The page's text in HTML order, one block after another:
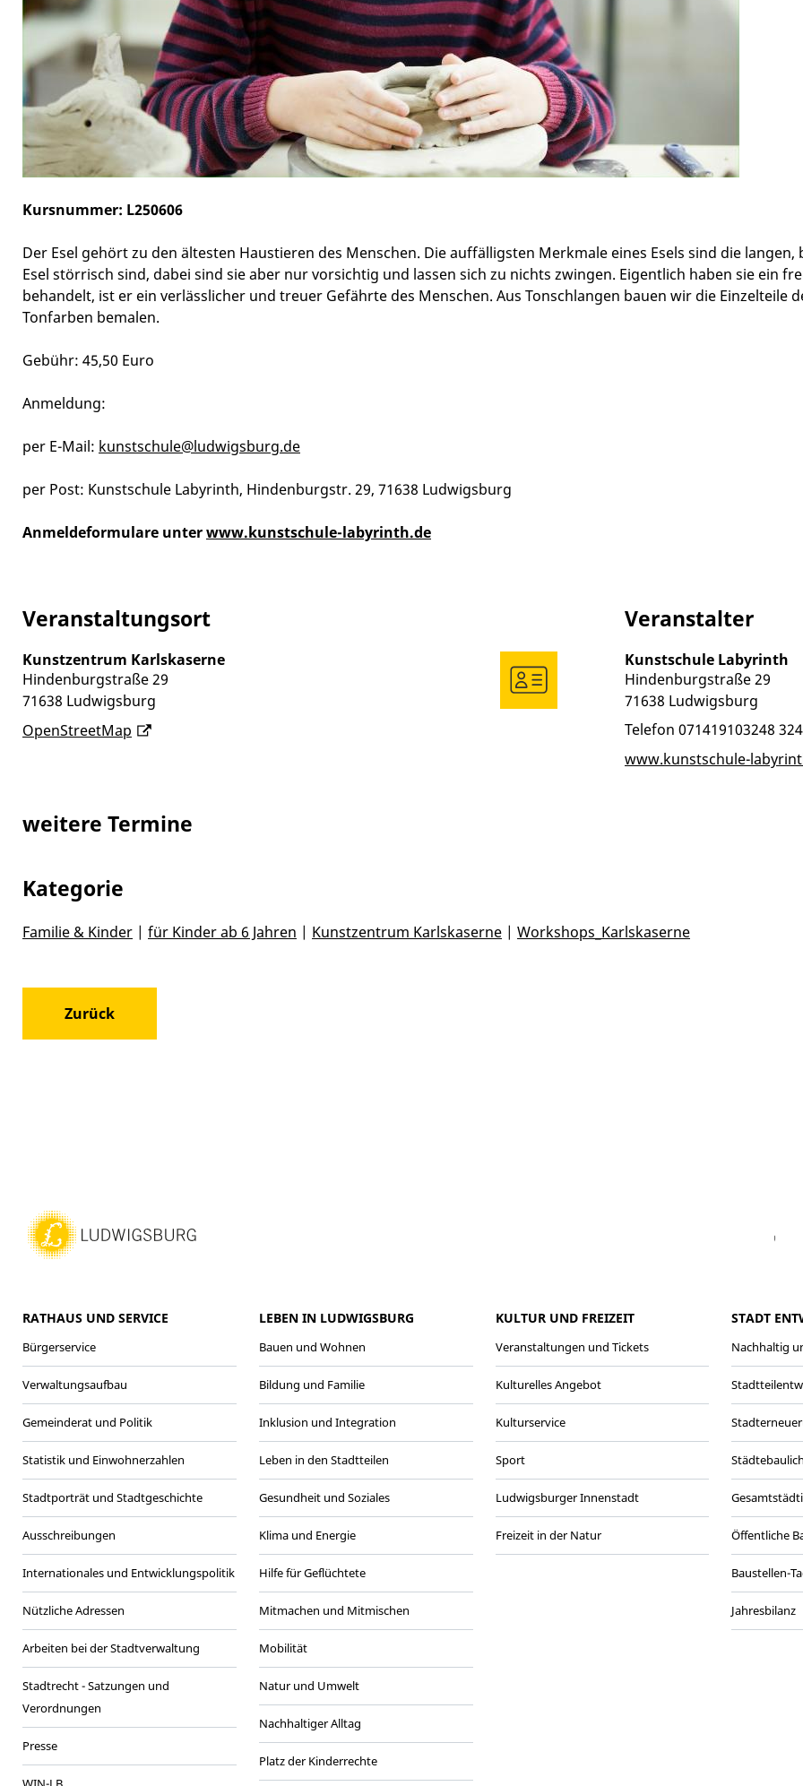
Kursnummer: L250606
Der Esel gehört zu den ältesten Haustieren des Menschen. Die auffälligsten Merkmale eines Esels sind die
Esel störrisch sind, dabei sind sie aber nur vorsichtig und lassen sich zu nichts zwingen. Eigentlich haben sie ein
behandelt, ist er ein verlässlicher und treuer Gefährte des Menschen. Aus Tonschlangen bauen wir die Einzelteile
Tonfarben bemalen.
Gebühr: 45,50 Euro
Anmeldung:
per E-Mail: kunstschule@ludwigsburg.de
per Post: Kunstschule Labyrinth, Hindenburgstr. 29, 71638 Ludwigsburg
Anmeldeformulare unterwww.kunstschule-labyrinth.de
Veranstaltungsort
Kunstzentrum Karlskaserne
Hindenburgstraße 29
71638 Ludwigsburg
OpenStreetMap
Veranstalter
Kunstschule Labyrinth
Hindenburgstraße 29
71638 Ludwigsburg
Telefon 071419103248
www.kunstschule-
weitere Termine
Kategorie
Familie & Kinder | für Kinder ab 6 Jahren | Kunstzentrum Karlskaserne | Workshops_Karlskaserne
Zurück
LinkedIn
RATHAUS UND SERVICE
Bürgerservice
Verwaltungsaufbau
Gemeinderat und Politik
Statistik und Einwohnerzahlen
Stadtporträt und Stadtgeschichte
Ausschreibungen
Internationales und Entwicklungspolitik
Nützliche Adressen
Arbeiten bei der Stadtverwaltung
Stadtrecht - Satzungen und
Verordnungen
Presse
LEBEN IN LUDWIGSBURG
Bauen und Wohnen
Bildung und Familie
Inklusion und Integration
Leben in den Stadtteilen
Gesundheit und Soziales
Klima und Energie
Hilfe für Geflüchtete
Mitmachen und Mitmischen
Mobilität
Natur und Umwelt
Nachhaltiger Alltag
Platz der Kinderrechte
KULTUR UND FREIZEIT
Veranstaltungen und Tickets
Kulturelles Angebot
Kulturservice
Sport
Ludwigsburger Innenstadt
Freizeit in der Natur
STADT
Nachhaltig
Öffentliche
Baustellen-
Jahresbilanz